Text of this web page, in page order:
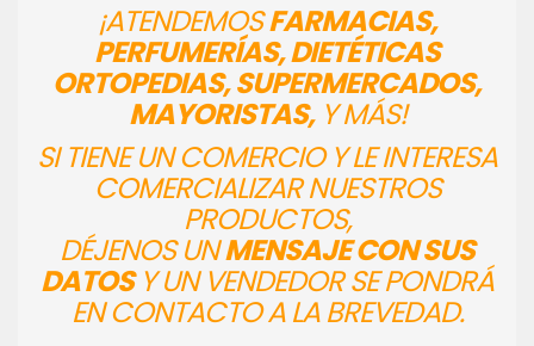
¡ATENDEMOSFARMACIAS,
PERFUMERÍAS, DIETÉTICAS
ORTOPEDIAS, SUPERMERCADOS,
MAYORISTAS,Y MÁS!
SI TIENE UN COMERCIO Y LE INTERESA
COMERCIALIZAR NUESTROS
PRODUCTOS,
DÉJENOS UNMENSAJE CON SUS
DATOSY UN VENDEDOR SE PONDRÁ
EN CONTACTO A LA BREVEDAD.